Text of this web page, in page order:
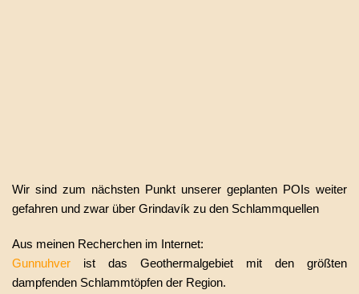
Wir sind zum nächsten Punkt unserer geplanten POIs weiter
gefahren und zwar über Grindavík zu den Schlammquellen
Aus meinen Recherchen im Internet:
Gunnuhver ist das Geothermalgebiet mit den größten
dampfenden Schlammtöpfen der Region.